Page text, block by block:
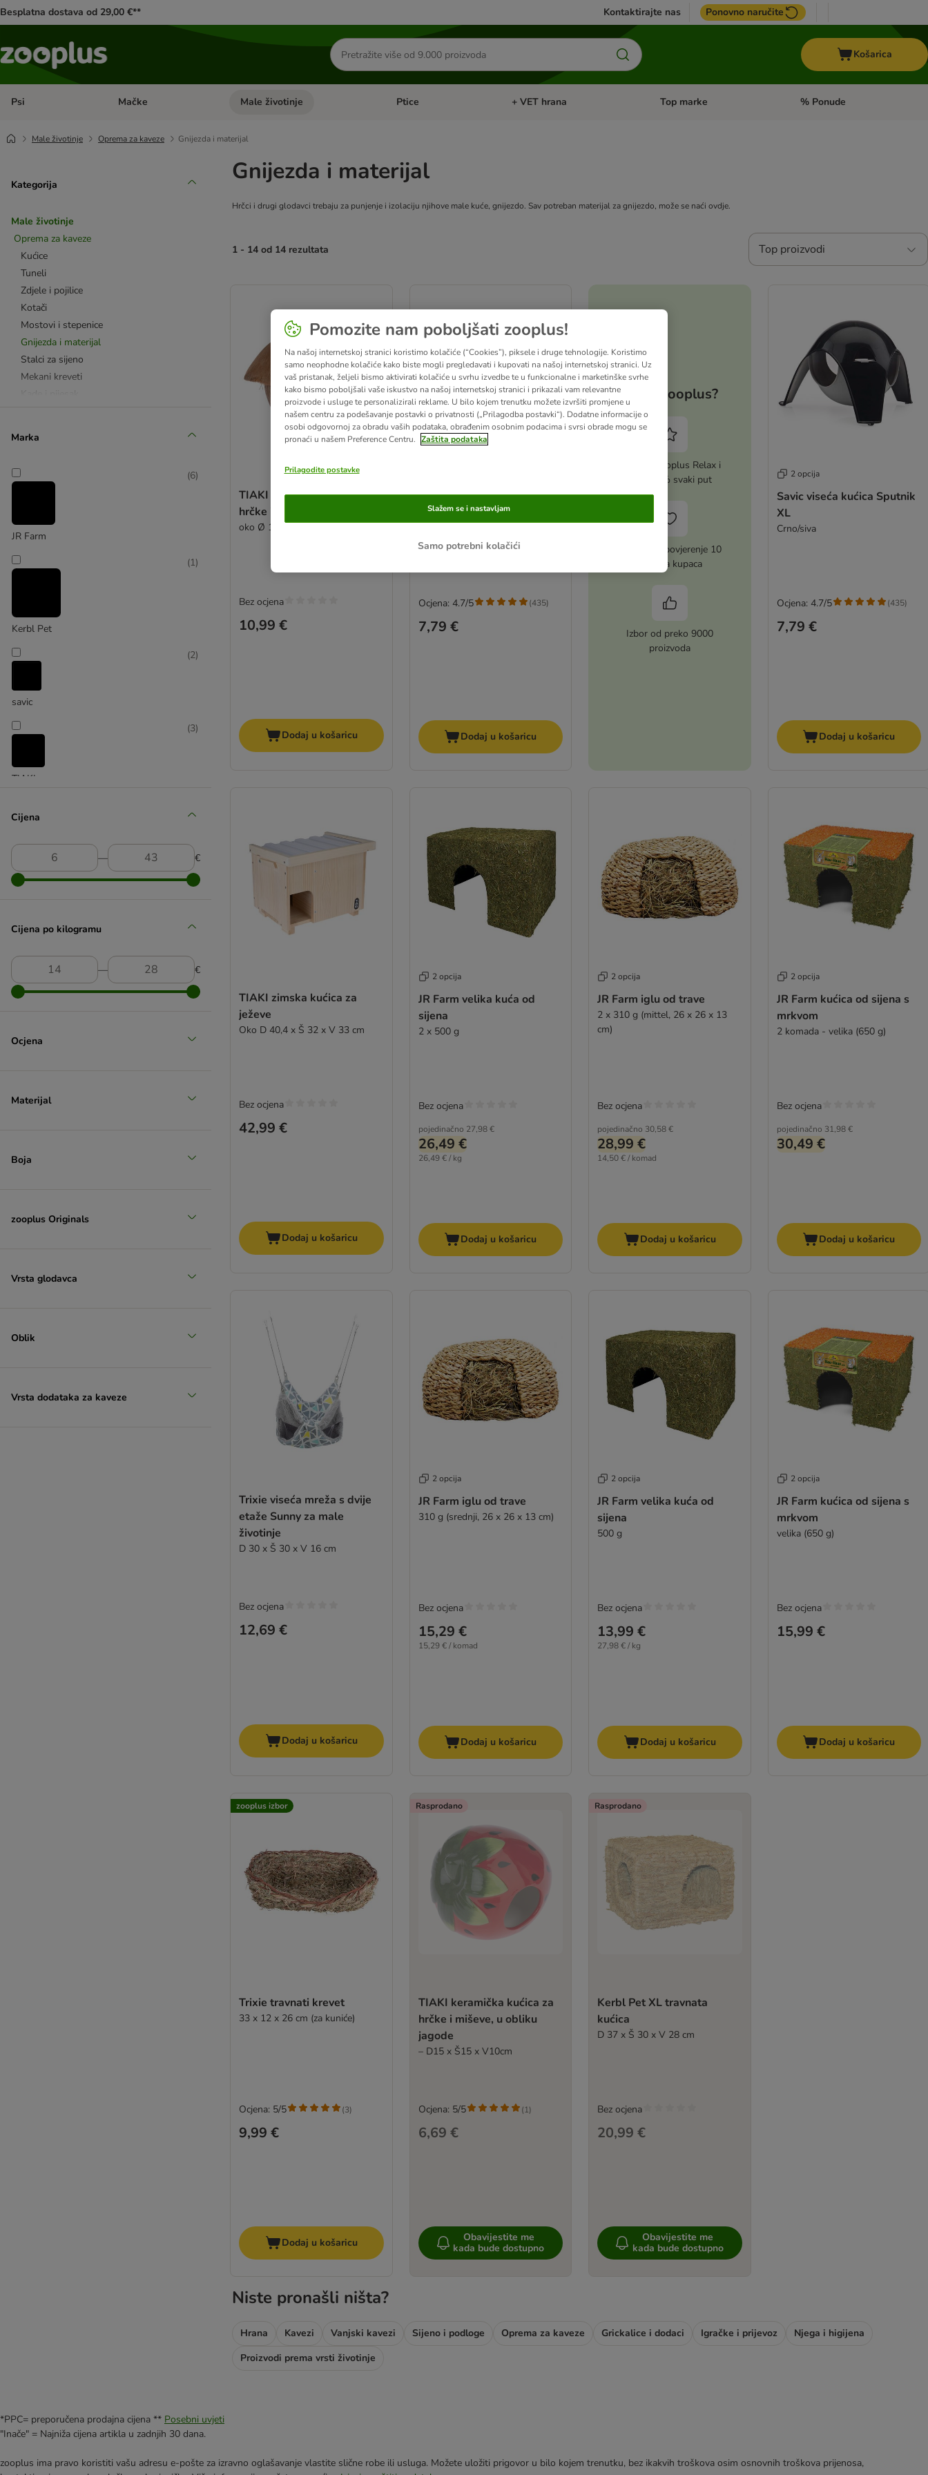
Besplatna dostava od 29,00 €** Kontaktirajte nas Ponovno naručite
Traži
proizvode
Košarica
Psi Pregled kategorija: Psi
Mačke Pregled kategorija: Mačke
Male životinje Pregled kategorija: Male životinje
Ptice Pregled kategorija: Ptice
+ VET hrana Pregled kategorija: + VET hrana
Top marke Pregled kategorija: Top marke
% Ponude
Male životinje Oprema za kaveze Gnijezda i materijal
Kategorija
Male životinje
Oprema za kaveze
Kućice
Tuneli
Zdjele i pojilice
Kotači
Mostovi i stepenice
Gnijezda i materijal
Stalci za sijeno
Mekani kreveti
Od tkanine
Marka
JR Farm
(6)
Kerbl Pet
(1)
savic
(2)
TIAKI
(3)
Trixie
Cijena
― €
Cijena po kilogramu
― €
Ocjena
Materijal
Boja
zooplus Originals
Vrsta glodavca
Oblik
Vrsta dodataka za kaveze
Gnijezda i materijal
Hrčci i drugi glodavci trebaju za punjenje i izolaciju njihove male kuće, gnijezdo. Sav potreban materijal za gnijezdo, može se naći ovdje.
1 - 14 od 14 rezultata Top proizvodi
TIAKI kućica od kokosa za
hrčke i miševe
oko Ø 16 x V 13cm
10,99 €
Bez ocjena
Dodaj u košaricu
Savic viseća kućica Sputnik
XL
7,79 €
Ocjena: 4.7/5 (435)
Dodaj u košaricu
Zašto zooplus?
Aktiviraj zooplus Relax i
uštedi 5% svaki put
Zasluženo povjerenje 10
milijuna kupaca
Izbor od preko 9000
proizvoda
2 opcija
Savic viseća kućica Sputnik
XL
Crno/siva
7,79 €
Ocjena: 4.7/5 (435)
Dodaj u košaricu
TIAKI zimska kućica za
ježeve
Oko D 40,4 x Š 32 x V 33 cm
42,99 €
Bez ocjena
Dodaj u košaricu
2 opcija
JR Farm velika kuća od
sijena
2 x 500 g
pojedinačno 27,98 €
26,49 €
26,49 € / kg
Bez ocjena
Dodaj u košaricu
2 opcija
JR Farm iglu od trave
2 x 310 g (mittel, 26 x 26 x 13
cm)
pojedinačno 30,58 €
28,99 €
14,50 € / komad
Bez ocjena
Dodaj u košaricu
2 opcija
JR Farm kućica od sijena s
mrkvom
2 komada - velika (650 g)
pojedinačno 31,98 €
30,49 €
Bez ocjena
Dodaj u košaricu
Trixie viseća mreža s dvije
etaže Sunny za male
životinje
D 30 x Š 30 x V 16 cm
12,69 €
Bez ocjena
Dodaj u košaricu
2 opcija
JR Farm iglu od trave
310 g (srednji, 26 x 26 x 13 cm)
15,29 €
15,29 € / komad
Bez ocjena
Dodaj u košaricu
2 opcija
JR Farm velika kuća od
sijena
500 g
13,99 €
27,98 € / kg
Bez ocjena
Dodaj u košaricu
2 opcija
JR Farm kućica od sijena s
mrkvom
velika (650 g)
15,99 €
Bez ocjena
Dodaj u košaricu
zooplus izbor
Trixie travnati krevet
33 x 12 x 26 cm (za kuniće)
9,99 €
Ocjena: 5/5 (3)
Dodaj u košaricu
Rasprodano
TIAKI keramička kućica za
hrčke i miševe, u obliku
jagode
– D15 x Š15 x V10cm
6,69 €
Ocjena: 5/5 (1)
Obavijestite me
kada bude dostupno
Rasprodano
Kerbl Pet XL travnata
kućica
D 37 x Š 30 x V 28 cm
20,99 €
Bez ocjena
Obavijestite me
kada bude dostupno
Niste pronašli ništa?
Hrana Kavezi Vanjski kavezi Sijeno i podloge Oprema za kaveze Grickalice i dodaci Igračke i prijevoz
Njega i higijena
Proizvodi prema vrsti životinje
*PPC= preporučena prodajna cijena ** Posebni uvjeti
"Inače" = Najniža cijena artikla u zadnjih 30 dana.
zooplus ima pravo koristiti vašu adresu e-pošte za izravno oglašavanje vlastite slične robe ili usluga. Možete uložiti prigovor u bilo kojem trenutku, bez ikakvih troškova osim osnovnih troškova prijenosa,
Pomozite nam poboljšati zooplus!
Na našoj internetskoj stranici koristimo kolačiće (“Cookies”), piksele i druge tehnologije. Koristimo
samo neophodne kolačiće kako biste mogli pregledavati i kupovati na našoj internetskoj stranici. Uz
vaš pristanak, željeli bismo aktivirati kolačiće u svrhu izvedbe te u funkcionalne i marketinške svrhe
kako bismo poboljšali vaše iskustvo na našoj internetskoj stranici i prikazali vam relevantne
proizvode i usluge te personalizirali reklame. U bilo kojem trenutku možete izvršiti promjene u
našem centru za podešavanje postavki o privatnosti („Prilagodba postavki“). Dodatne informacije o
osobi odgovornoj za obradu vaših podataka, obrađenim osobnim podacima i svrsi obrade mogu se
pronaći u našem Preference Centru. Zaštita podataka
Prilagodite postavke
Samo potrebni kolačići
Slažem se i nastavljam